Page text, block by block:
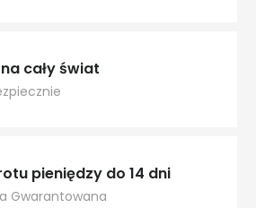
cały świat
pieniędzy do 14 dni
Gwarantowana